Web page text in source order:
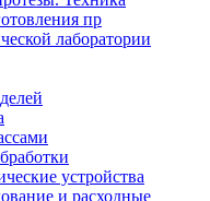
пр
лаборатории
устройства
и расходные